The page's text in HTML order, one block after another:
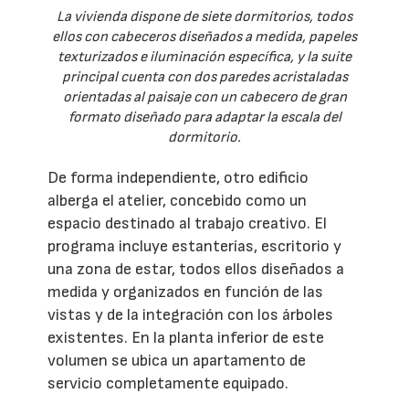
La vivienda dispone de siete dormitorios, todos
ellos con cabeceros diseñados a medida, papeles
texturizados e iluminación específica, y la suite
principal cuenta con dos paredes acristaladas
orientadas al paisaje con un cabecero de gran
formato diseñado para adaptar la escala del
dormitorio.
De forma independiente, otro edificio
alberga el atelier, concebido como un
espacio destinado al trabajo creativo. El
programa incluye estanterías, escritorio y
una zona de estar, todos ellos diseñados a
medida y organizados en función de las
vistas y de la integración con los árboles
existentes. En la planta inferior de este
volumen se ubica un apartamento de
servicio completamente equipado.